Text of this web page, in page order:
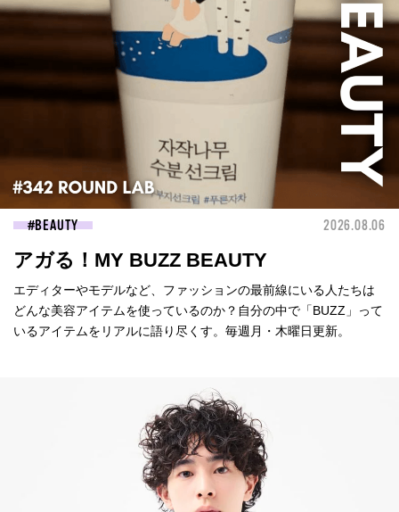
BEAUTY 2026.08.06
アガる！MY BUZZ BEAUTY
エディターやモデルなど、ファッションの最前線にいる人たちは
どんな美容アイテムを使っているのか？自分の中で「BUZZ」って
いるアイテムをリアルに語り尽くす。毎週月・木曜日更新。